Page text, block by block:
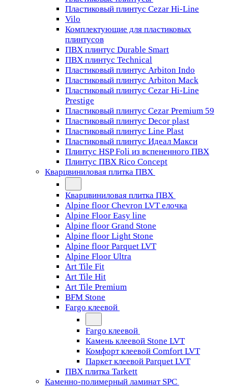
Пластиковый плинтус Cezar Hi-Line
Vilo
Комплектующие для пластиковых
плинтусов
ПВХ плинтус Durable Smart
ПВХ плинтус Technical
Пластиковый плинтус Arbiton Indo
Пластиковый плинтус Arbiton Mack
Пластиковый плинтус Cezar Hi-Line
Prestige
Пластиковый плинтус Cezar Premium 59
Пластиковый плинтус Decor plast
Пластиковый плинтус Line Plast
Пластиковый плинтус Идеал Макси
Плинтус HSP Foli из вспененного ПВХ
Плинтус ПВХ Rico Concept
Кварцвиниловая плитка ПВХ
Кварцвиниловая плитка ПВХ
Alpine floor Chevron LVT елочка
Alpine Floor Easy line
Alpine floor Grand Stone
Alpine floor Light Stone
Alpine floor Parquet LVT
Alpine Floor Ultra
Art Tile Fit
Art Tile Hit
Art Tile Premium
BFM Stone
Fargo клеевой
Fargo клеевой
Камень клеевой Stone LVT
Комфорт клеевой Comfort LVT
Паркет клеевой Parquet LVT
ПВХ плитка Tarkett
Каменно-полимерный ламинат SPC